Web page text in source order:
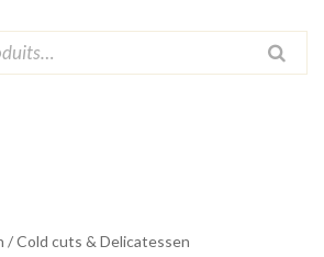
/ Cold cuts & Delicatessen